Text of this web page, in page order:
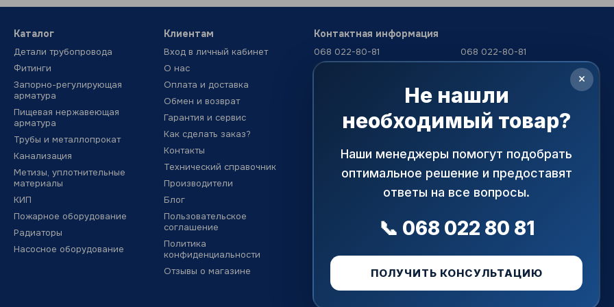
точный подбор, доступные цены и быструю доставку.
мы предлагаем сертифицированную продукцию:
) — универсальная сантехническая паста, которая обеспечивает герметичность соединений,
вместе с пастой для герметизации стальных и пластиковых труб.
в использовании, устойчива к агрессивным средам.
и длягорячего водоснабжения, газа, пара и других технических жидкостей.
нужно для монтажа труб и фитингов.
Каталог
Детали трубопровода
Фитинги
Запорно-регулирующая
арматура
Пищевая нержавеющая
арматура
Трубы и металлопрокат
Канализация
Метизы, уплотнительные
материалы
КИП
Пожарное оборудование
Радиаторы
Насосное оборудование
Клиентам
Вход в личный кабинет
О нас
Оплата и доставка
Обмен и возврат
Гарантия и сервис
Как сделать заказ?
Контакты
Технический справочник
Производители
Блог
Пользовательское
соглашение
Политика
конфиденциальности
Отзывы о магазине
Контактная информация
068 022-80-81
099 387-28-27
Перезвонить вам?
068 022-80-81
office@armaprime.com.ua
02099, Украина, г. Киев, ул.
Бориспольская, 7, оф. 245 (БЦ
Карта проезда
×
Не нашли
необходимый товар?
Наши менеджеры помогут подобрать
оптимальное решение и предоставят
ответы на все вопросы.
📞 068 022 80 81
ПОЛУЧИТЬ КОНСУЛЬТАЦИЮ